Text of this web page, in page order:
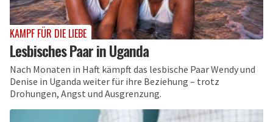
KAMPF FÜR DIE LIEBE
Lesbisches Paar in Uganda
Nach Monaten in Haft kämpft das lesbische Paar Wendy und
Denise in Uganda weiter für ihre Beziehung – trotz
Drohungen, Angst und Ausgrenzung.